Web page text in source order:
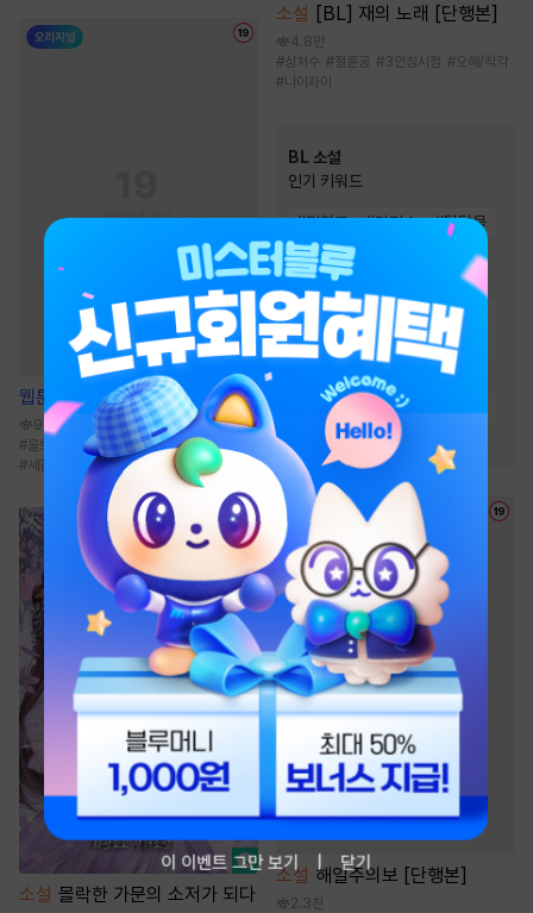
웹툰 원 플러스 투
94.8만
#울보공 적극수 #3P #다공일수
#세같살
소설 몰락한 가문의 소저가 되다
소설 [BL] 재의 노래 [단행본]
4.8만
#상처수 #절륜공 #3인칭시점 #오해/착각
#나이차이
BL 소설
인기 키워드
#집착공 #단정수 #달달물
#강공 #
순정공
#상처수
# 능글공 # 미인공
첫사랑
#연하공 #절륜공 #능욕공
3인칭시점
다정수
미인수 순진수
사랑꾼공
소설 해일주의보 [단행본]
2.3천
이 이벤트 그만 보기 닫기